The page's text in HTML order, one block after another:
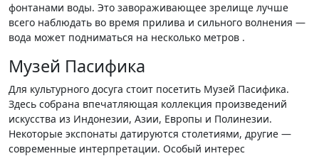
фонтанами воды. Это завораживающее зрелище лучше
всего наблюдать во время прилива и сильного волнения —
вода может подниматься на несколько метров .
Музей Пасифика
Для культурного досуга стоит посетить Музей Пасифика.
Здесь собрана впечатляющая коллекция произведений
искусства из Индонезии, Азии, Европы и Полинезии.
Некоторые экспонаты датируются столетиями, другие —
современные интерпретации. Особый интерес